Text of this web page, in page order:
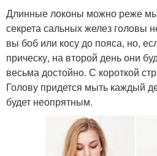
Длинные локоны можно реже
секрета сальных желез головы
вы боб или косу до пояса, но,
прическу, на второй день они
весьма достойно. С короткой
Голову придется мыть каждый
будет неопрятным.